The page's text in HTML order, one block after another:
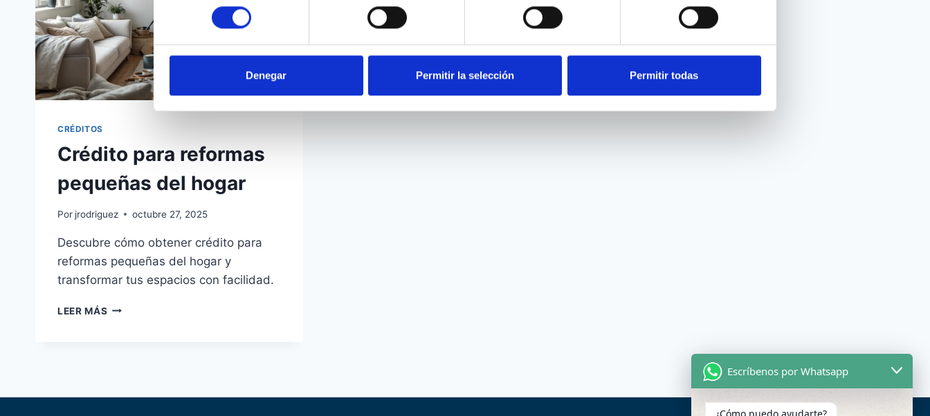
consentimiento
Denegar Permitir la selección Permitir todas
CRÉDITOS
Crédito para reformas
pequeñas del hogar
Por jrodriguez octubre 27, 2025
Descubre cómo obtener crédito para
reformas pequeñas del hogar y
transformar tus espacios con facilidad.
LEER MÁS CRÉDITO
Escríbenos por Whatsapp